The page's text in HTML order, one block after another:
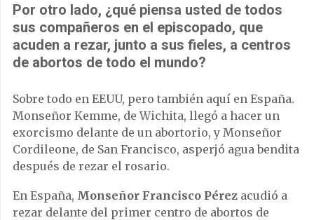
Por otro lado, ¿qué piensa usted de todos
sus compañeros en el episcopado, que
acuden a rezar, junto a sus fieles, a centros
de abortos de todo el mundo?
Sobre todo en EEUU, pero también aquí en España.
Monseñor Kemme, de Wichita, llegó a hacer un
exorcismo delante de un abortorio, y Monseñor
Cordileone, de San Francisco, asperjó agua bendita
después de rezar el rosario.
En España, Monseñor Francisco Pérez acudió a
rezar delante del primer centro de abortos de